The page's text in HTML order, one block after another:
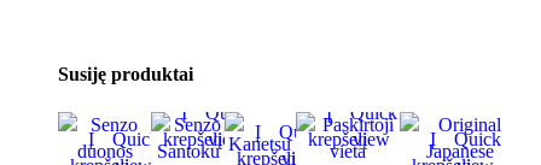
Susiję produktai
Į
Quick
Į
krepšelį
Quick
view Į
krepšelį
Quick
view
Į
krepšelį
Quick
view
Į
Quick